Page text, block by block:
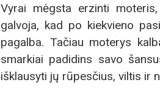
Vyrai mėgsta erzinti
galvoja, kad po kiekvieno
pagalba. Tačiau moterys
smarkiai padidins savo
išklausyti jų rūpesčius, viltis ir